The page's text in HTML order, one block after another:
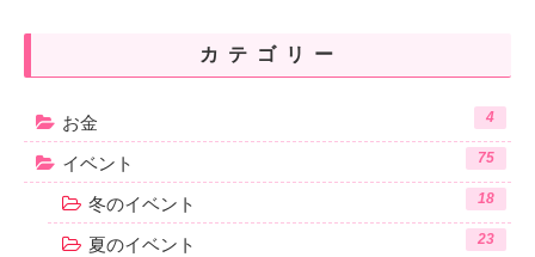
カテゴリー
お金 4
イベント 75
冬のイベント 18
夏のイベント 23